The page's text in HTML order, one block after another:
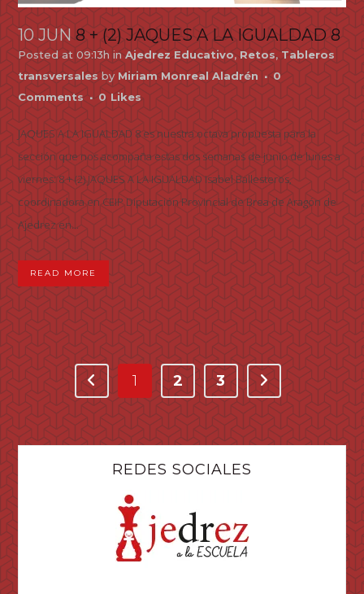
10 JUN 8 + (2) JAQUES A LA IGUALDAD 8
Posted at 09:13h inAjedrez Educativo,Retos,Tableros
transversales by Miriam Monreal Aladrén
0
Comments
0 Likes
JAQUES A LA IGUALDAD 8 es nuestra octava propuesta para la
sección que nos acompaña estas dos semanas de junio de lunes a
viernes: 8 + (2) JAQUES A LA IGUALDAD Isabel Ballesteros,
coordinadora en CEIP Diputación Provincial de Brea de Aragón de
Ajedrez en...
READ MORE
1 2 3
REDES SOCIALES